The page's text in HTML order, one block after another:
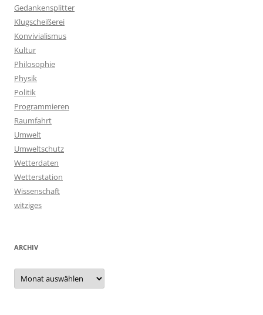
Gedankensplitter
Klugscheißerei
Konvivialismus
Kultur
Philosophie
Physik
Politik
Programmieren
Raumfahrt
Umwelt
Umweltschutz
Wetterdaten
Wetterstation
Wissenschaft
witziges
ARCHIV
Archiv